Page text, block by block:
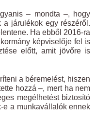
– mondta –, hogy
a járulékok egy részéről.
Ha ebből 2016-ra
képviselője fel is
előtt, amit jövőre is
a béremelést, hiszen
hozzá –, mert ha nem
megélhetést biztosító
e a munkavállalók ennek